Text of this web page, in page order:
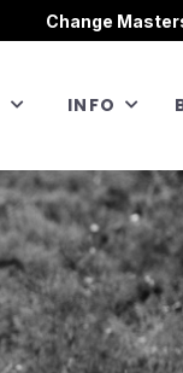
Change
INFO